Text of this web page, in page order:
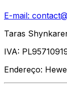
E-mail:
Taras
IVA:
Endereço: